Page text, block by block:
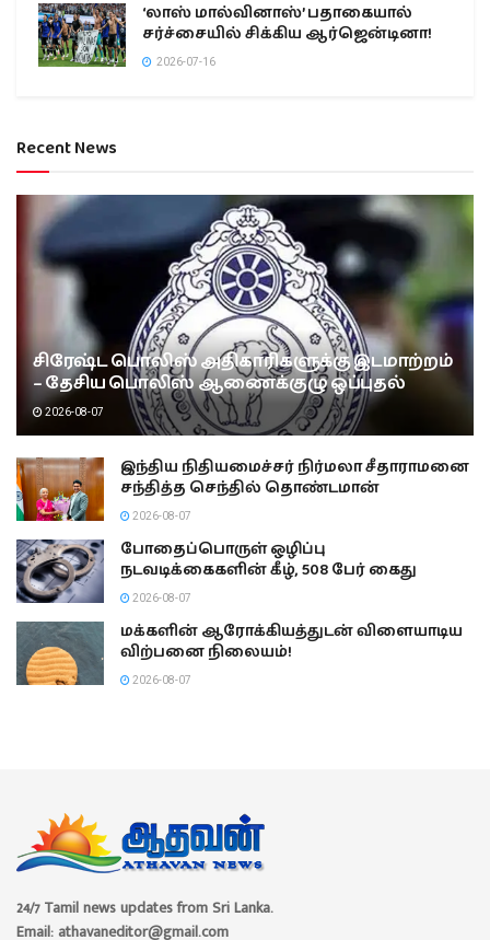
‘லாஸ் மால்வினாஸ்’ பதாகையால்
சர்ச்சையில் சிக்கிய ஆர்ஜென்டினா!
2026-07-16
Recent News
சிரேஷ்ட பொலிஸ் அதிகாரிகளுக்கு இடமாற்றம்
– தேசிய பொலிஸ் ஆணைக்குழு ஒப்புதல்
2026-08-07
இந்திய நிதியமைச்சர் நிர்மலா சீதாராமனை
சந்தித்த செந்தில் தொண்டமான்
2026-08-07
போதைப்பொருள் ஒழிப்பு
நடவடிக்கைகளின் கீழ், 508 பேர் கைது
2026-08-07
மக்களின் ஆரோக்கியத்துடன் விளையாடிய
விற்பனை நிலையம்!
2026-08-07
24/7 Tamil news updates from Sri Lanka.
Email: athavaneditor@gmail.com